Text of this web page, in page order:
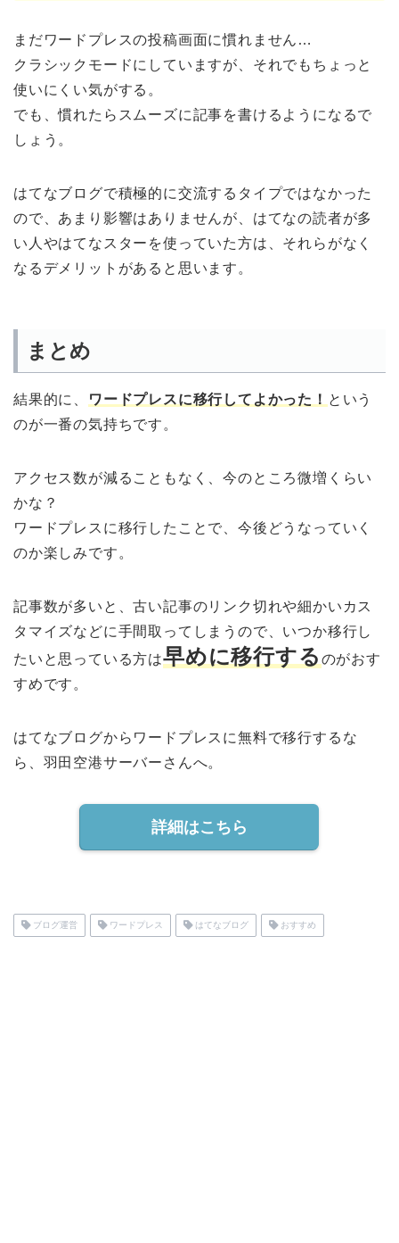
まだワードプレスの投稿画面に慣れません…
クラシックモードにしていますが、それでもちょっと
使いにくい気がする。
でも、慣れたらスムーズに記事を書けるようになるで
しょう。
はてなブログで積極的に交流するタイプではなかった
ので、あまり影響はありませんが、はてなの読者が多
い人やはてなスターを使っていた方は、それらがなく
なるデメリットがあると思います。
まとめ
結果的に、 ワードプレスに移行してよかった！ という
のが一番の気持ちです。
アクセス数が減ることもなく、今のところ微増くらい
かな？
ワードプレスに移行したことで、今後どうなっていく
のか楽しみです。
記事数が多いと、古い記事のリンク切れや細かいカス
タマイズなどに手間取ってしまうので、いつか移行し
たいと思っている方は早めに移行する のがおす
すめです。
はてなブログからワードプレスに無料で移行するな
ら、羽田空港サーバーさんへ。
詳細はこちら
ブログ運営 ワードプレス はてなブログ おすすめ